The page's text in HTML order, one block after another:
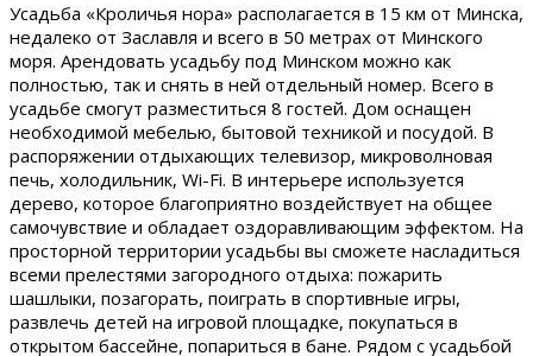
Усадьба «Кроличья нора» располагается в 15 км от Минска,
недалеко от Заславля и всего в 50 метрах от Минского
моря. Арендовать усадьбу под Минском можно как
полностью, так и снять в ней отдельный номер. Всего в
усадьбе смогут разместиться 8 гостей. Дом оснащен
необходимой мебелью, бытовой техникой и посудой. В
распоряжении отдыхающих телевизор, микроволновая
печь, холодильник, Wi-Fi. В интерьере используется
дерево, которое благоприятно воздействует на общее
самочувствие и обладает оздоравливающим эффектом. На
просторной территории усадьбы вы сможете насладиться
всеми прелестями загородного отдыха: пожарить
шашлыки, позагорать, поиграть в спортивные игры,
развлечь детей на игровой площадке, покупаться в
открытом бассейне, попариться в бане. Рядом с усадьбой